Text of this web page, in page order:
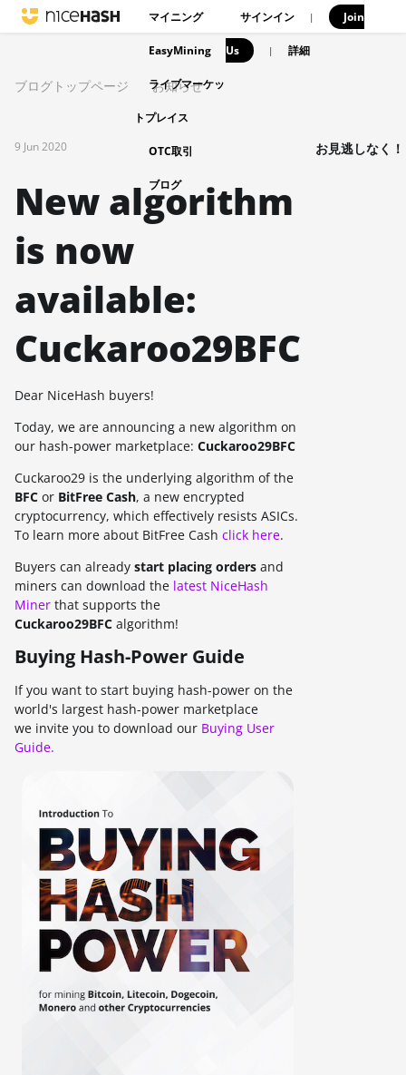
マイニング
EasyMining
ライブマーケッ
トプレイス
OTC取引
ブログ
サインイン | Join
Us | 詳細
ブログトップページ お知らせ
9 Jun 2020
New algorithm
is now
available:
Cuckaroo29BFC
Dear NiceHash buyers!
Today, we are announcing a new algorithm on
our hash-power marketplace: Cuckaroo29BFC
Cuckaroo29 is the underlying algorithm of the
BFC or BitFree Cash, a new encrypted
cryptocurrency, which effectively resists ASICs.
To learn more about BitFree Cash click here.
Buyers can already start placing orders and
miners can download the latest NiceHash
Miner that supports the
Cuckaroo29BFC algorithm!
Buying Hash-Power Guide
If you want to start buying hash-power on the
world's largest hash-power marketplace
we invite you to download our Buying User
Guide.
お見逃しなく！